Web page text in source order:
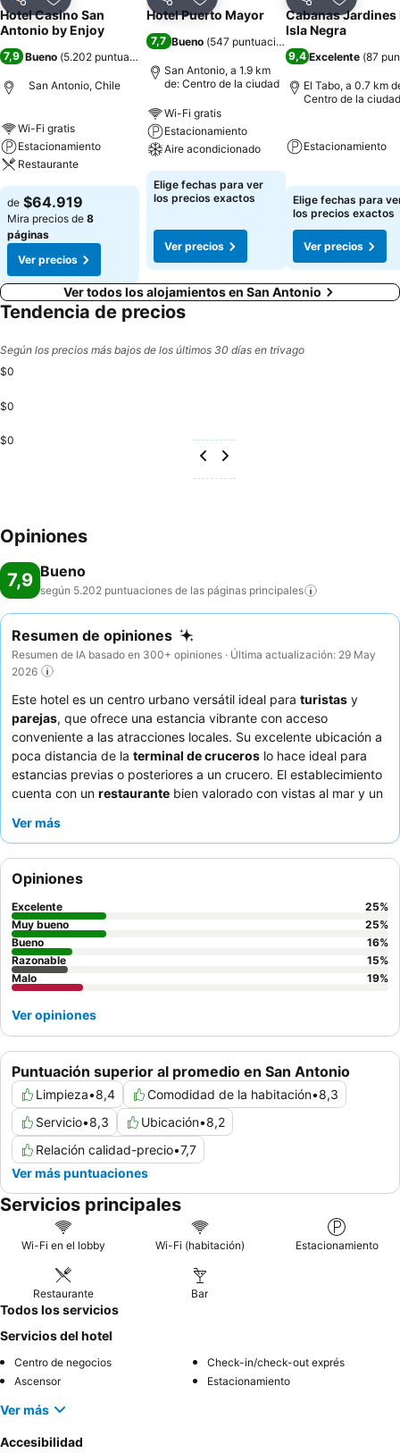
CompartirAgregar a favoritos
Hotel Casino San
Antonio by Enjoy
7,9 Bueno (5.202 puntuaciones
San Antonio, Chile
Wi-Fi gratis
Estacionamiento
Restaurante
de $64.919
Mira precios de 8
páginas
Ver precios
CompartirAgregar a favoritos
Hotel Puerto Mayor
7,7 Bueno (547 puntuaciones
San Antonio, a 1.9 km
de: Centro de la ciudad
Wi-Fi gratis
Estacionamiento
Aire acondicionado
Elige fechas para ver
los precios exactos
Ver precios
CompartirAgregar
Cabanas Jardines
Isla Negra
9,4 Excelente (87
El Tabo, a 0.7 km
Centro de la ciudad
Estacionamiento
Elige fechas para
los precios exactos
Ver precios
Ver todos los alojamientos en San Antonio
Tendencia de precios
Según los precios más bajos de los últimos 30 días en trivago
$0
$0
$0
Opiniones
7,9 Bueno
según 5.202 puntuaciones de las páginas principales
Resumen de opiniones
Resumen de IA basado en 300+ opiniones · Última actualización: 29 May
2026
Este hotel es un centro urbano versátil ideal para turistas y
parejas, que ofrece una estancia vibrante con acceso
conveniente a las atracciones locales. Su excelente ubicación a
poca distancia de la terminal de cruceros lo hace ideal para
estancias previas o posteriores a un crucero. El establecimiento
cuenta con un restaurante bien valorado con vistas al mar y un
Los huéspedes elogian constantemente al
servicio. Para aquellos que buscan mayor comodidad, se
recomienda solicitar una habitación con
disfrutar del pintoresco entorno.
Ver más
Puntuación superior al promedio en San Antonio
Limpieza•8,4 Comodidad de la habitación•8,3
Servicio•8,3 Ubicación•8,2
Relación calidad-precio•7,7
Ver más puntuaciones
Opiniones
Excelente 25%
Muy bueno
25%
Bueno
16%
Razonable
15%
Malo
19%
Ver opiniones
Servicios principales
Wi-Fi en el lobby Wi-Fi (habitación) Estacionamiento
Restaurante Bar
Todos los servicios
Servicios del hotel
Centro de negocios
Check-in/check-out exprés
Ascensor
Estacionamiento
Ver más
Accesibilidad